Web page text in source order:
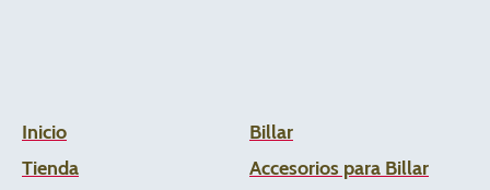
Inicio
Tienda
Billar
Accesorios para Billar